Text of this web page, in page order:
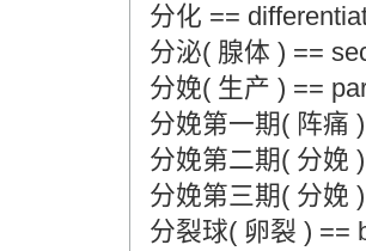
分化 ==
分泌( 腺体 ) ==
分娩( 生产 ) ==
分娩第一期( 阵痛
分娩第二期( 分娩
分娩第三期( 分娩
分裂球( 卵裂 ) ==